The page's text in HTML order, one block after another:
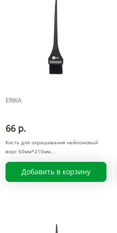
ERIKA
66 р.
Кисть для окрашивания нейлоновый
ворс 60мм*210мм
Добавить в корзину